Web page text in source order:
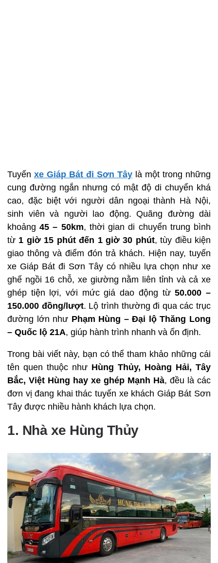
Tuyến xe Giáp Bát đi Sơn Tây là một trong những
cung đường ngắn nhưng có mật độ di chuyển khá
cao, đặc biệt với người dân ngoại thành Hà Nội,
sinh viên và người lao động. Quãng đường dài
khoảng45 – 50km, thời gian di chuyển trung bình
từ 1 giờ 15 phút đến 1 giờ 30 phút, tùy điều kiện
giao thông và điểm đón trả khách. Hiện nay, tuyến
xe Giáp Bát đi Sơn Tây có nhiều lựa chọn như xe
ghế ngồi 16 chỗ, xe giường nằm liên tỉnh và cả xe
ghép tiện lợi, với mức giá dao động từ50.000 –
150.000 đồng/lượt. Lộ trình thường đi qua các trục
đường lớn như Phạm Hùng – Đại lộ Thăng Long
– Quốc lộ 21A, giúp hành trình nhanh và ổn định.
Trong bài viết này, bạn có thể tham khảo những cái
tên quen thuộc như Hùng Thủy, Hoàng Hải, Tây
Bắc, Việt Hùng hay xe ghép Mạnh Hà, đều là các
đơn vị đang khai thác tuyến xe khách Giáp Bát Sơn
Tây được nhiều hành khách lựa chọn.
1. Nhà xe Hùng Thủy